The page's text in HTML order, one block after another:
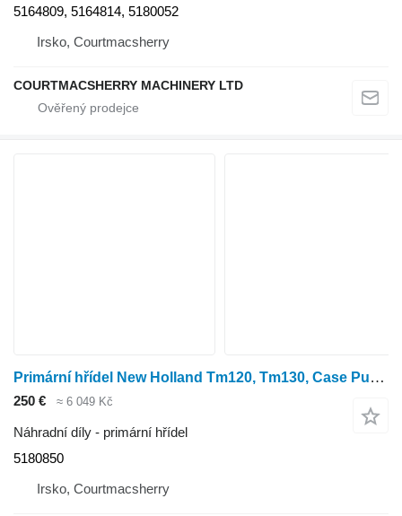
5164809, 5164814, 5180052
Irsko, Courtmacsherry
COURTMACSHERRY MACHINERY LTD
Primární hřídel New Holland Tm120, Tm130, Case Puma 130 Transmission Shaft 5180850 pro kolového traktoru New Holland Tm120, Tm130
250 € ≈ 6 049 Kč
Náhradní díly - primární hřídel
5180850
Irsko, Courtmacsherry